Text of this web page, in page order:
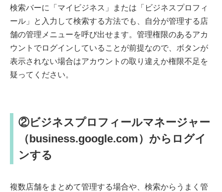
検索バーに「マイビジネス」または「ビジネスプロフィ
ール」と入力して検索する方法でも、自分が管理する店
舗の管理メニューを呼び出せます。管理権限のあるアカ
ウントでログインしていることが前提なので、ボタンが
表示されない場合はアカウントの取り違えか権限不足を
疑ってください。
②ビジネスプロフィールマネージャー
（business.google.com）からログイ
ンする
複数店舗をまとめて管理する場合や、検索からうまく管